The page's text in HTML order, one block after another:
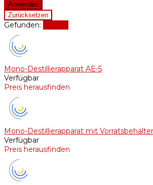
Gefunden:
Mono-Destillierapparat AE-5
Verfügbar
Preis herausfinden
Mono-Destillierapparat mit
Verfügbar
Preis herausfinden